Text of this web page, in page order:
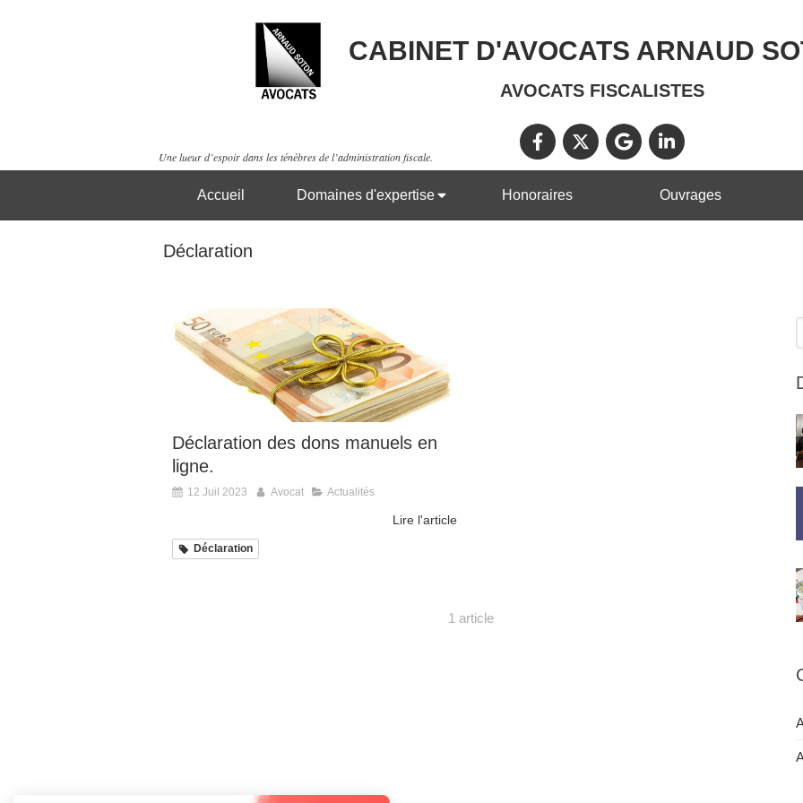
CABINET D'AVOCATS ARNAUD
AVOCATS FISCALISTES
Une lueur d’espoir dans les ténèbres de l’administration fiscale.
Accueil Domaines d'expertise Honoraires Ouvrages
Déclaration
Déclaration des dons manuels en
ligne.
12 Juil 2023 Avocat Actualités
Lire l'article
Déclaration
1 article